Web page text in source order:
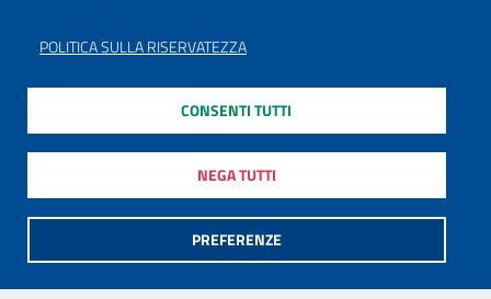
POLITICA SULLA RISERVATEZZA
PREFERENZE
NEGA TUTTI
CONSENTI TUTTI